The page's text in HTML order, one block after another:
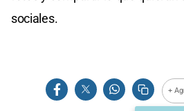
sociales.
+